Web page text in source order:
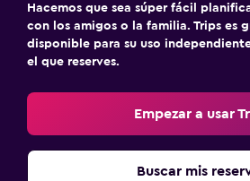
Hacemos que sea súper fácil
con los amigos o la familia. Trips es
disponible para su uso
el que reserves.
Empezar a usar
Buscar mis